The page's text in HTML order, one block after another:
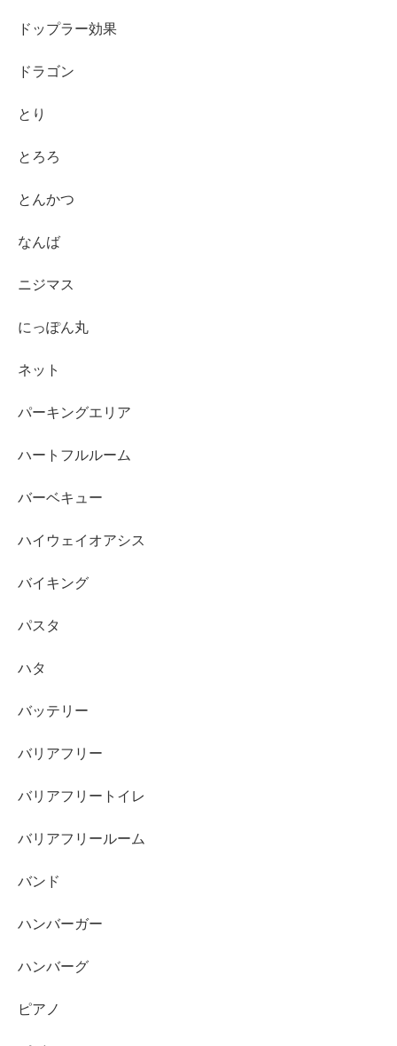
ドップラー効果
ドラゴン
とり
とろろ
とんかつ
なんば
ニジマス
にっぽん丸
ネット
パーキングエリア
ハートフルルーム
バーベキュー
ハイウェイオアシス
バイキング
パスタ
ハタ
バッテリー
バリアフリー
バリアフリートイレ
バリアフリールーム
バンド
ハンバーガー
ハンバーグ
ピアノ